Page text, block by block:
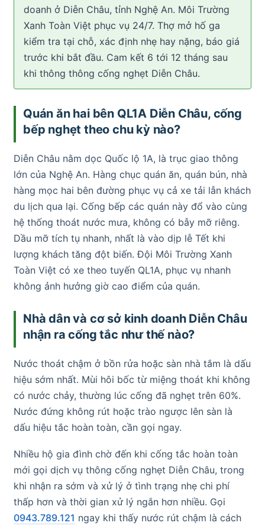
doanh ở Diễn Châu, tỉnh Nghệ An. Môi Trường
Xanh Toàn Việt phục vụ 24/7. Thợ mở hố ga
kiểm tra tại chỗ, xác định nhẹ hay nặng, báo giá
trước khi bắt đầu. Cam kết 6 tới 12 tháng sau
khi thông thông cống nghẹt Diễn Châu.
Quán ăn hai bên QL1A Diễn Châu, cống
bếp nghẹt theo chu kỳ nào?
Diễn Châu nằm dọc Quốc lộ 1A, là trục giao thông
lớn của Nghệ An. Hàng chục quán ăn, quán bún, nhà
hàng mọc hai bên đường phục vụ cả xe tải lẫn khách
du lịch qua lại. Cống bếp các quán này đổ vào cùng
hệ thống thoát nước mưa, không có bẫy mỡ riêng.
Dầu mỡ tích tụ nhanh, nhất là vào dịp lễ Tết khi
lượng khách tăng đột biến. Đội Môi Trường Xanh
Toàn Việt có xe theo tuyến QL1A, phục vụ nhanh
không ảnh hưởng giờ cao điểm của quán.
Nhà dân và cơ sở kinh doanh Diễn Châu
nhận ra cống tắc như thế nào?
Nước thoát chậm ở bồn rửa hoặc sàn nhà tắm là dấu
hiệu sớm nhất. Mùi hôi bốc từ miệng thoát khi không
có nước chảy, thường lúc cống đã nghẹt trên 60%.
Nước đứng không rút hoặc trào ngược lên sàn là
dấu hiệu tắc hoàn toàn, cần gọi ngay.
Nhiều hộ gia đình chờ đến khi cống tắc hoàn toàn
mới gọi dịch vụ thông cống nghẹt Diễn Châu, trong
khi nhận ra sớm và xử lý ở tình trạng nhẹ chi phí
thấp hơn và thời gian xử lý ngắn hơn nhiều. Gọi
0943.789.121 ngay khi thấy nước rút chậm là cách